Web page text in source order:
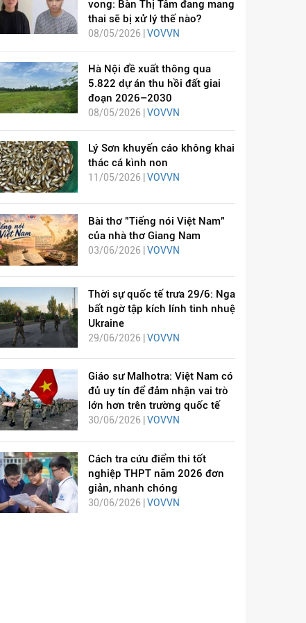
vong: Bàn Thị Tâm đang mang
thai sẽ bị xử lý thế nào?
08/05/2026 | VOVVN
Hà Nội đề xuất thông qua
5.822 dự án thu hồi đất giai
đoạn 2026–2030
08/05/2026 | VOVVN
Lý Sơn khuyến cáo không khai
thác cá kình non
11/05/2026 | VOVVN
Bài thơ "Tiếng nói Việt Nam"
của nhà thơ Giang Nam
03/06/2026 | VOVVN
Thời sự quốc tế trưa 29/6: Nga
bất ngờ tập kích lính tinh nhuệ
Ukraine
29/06/2026 | VOVVN
Giáo sư Malhotra: Việt Nam có
đủ uy tín để đảm nhận vai trò
lớn hơn trên trường quốc tế
30/06/2026 | VOVVN
Cách tra cứu điểm thi tốt
nghiệp THPT năm 2026 đơn
giản, nhanh chóng
30/06/2026 | VOVVN